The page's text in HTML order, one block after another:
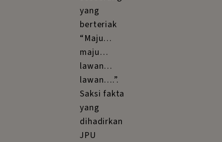
yang
berteriak
“Maju…
maju…
lawan…
lawan….”.
Saksi fakta
yang
dihadirkan
JPU